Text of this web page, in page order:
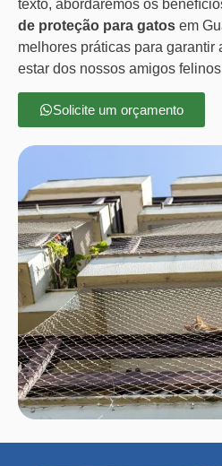
texto, abordaremos os
de proteção para gatos em
melhores práticas para garantir
estar dos nossos amigos
Solicite um orçamento